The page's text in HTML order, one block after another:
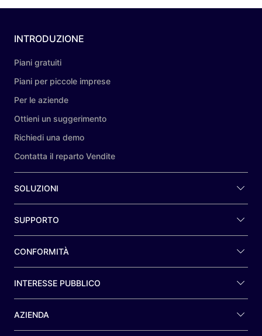
INTRODUZIONE
Piani gratuiti
Piani per piccole imprese
Per le aziende
Ottieni un suggerimento
Richiedi una demo
Contatta il reparto Vendite
SOLUZIONI
SUPPORTO
CONFORMITÀ
INTERESSE PUBBLICO
AZIENDA